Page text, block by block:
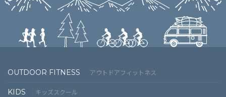
OUTDOOR FITNESS アウトドアフィットネス
KIDS キッズスクール